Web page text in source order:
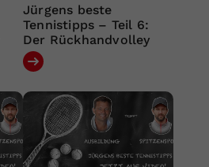
Jürgens beste
Tennistipps – Teil 6:
Der Rückhandvolley